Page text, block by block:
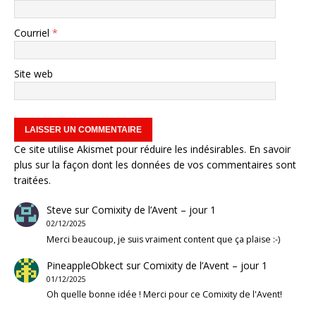
Courriel *
Site web
Ce site utilise Akismet pour réduire les indésirables. En savoir
plus sur la façon dont les données de vos commentaires sont
traitées.
Steve surComixity de l’Avent – jour 1
02/12/2025
Merci beaucoup, je suis vraiment content que ça plaise :-)
PineappleObkectsurComixity de l’Avent – jour 1
01/12/2025
Oh quelle bonne idée ! Merci pour ce Comixity de l'Avent!